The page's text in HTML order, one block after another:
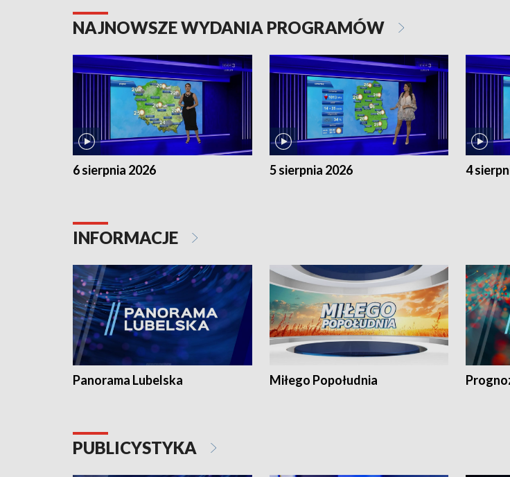
NAJNOWSZE WYDANIA PROGRAMÓW
6 sierpnia 2026 5 sierpnia 2026 4
INFORMACJE
Panorama Lubelska Miłego Popołudnia
PUBLICYSTYKA